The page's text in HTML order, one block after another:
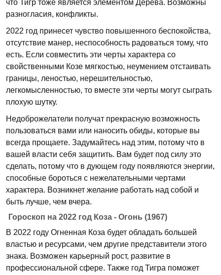
что Тигр тоже является элементом Дерева. Возможны
разногласия, конфликты.
2022 год принесет чувство повышенного беспокойства,
отсутствие манер, неспособность радоваться тому, что
есть. Если совместить эти черты характера со
свойственными Козе мягкостью, неумением отстаивать
границы, леностью, нерешительностью,
легкомысленностью, то вместе эти черты могут сыграть
плохую шутку.
Недоброжелатели получат прекрасную возможность
пользоваться вами или наносить обиды, которые вы
всегда прощаете. Задумайтесь над этим, потому что в
вашей власти себя защитить. Вам будет под силу это
сделать, потому что в дующем году появляются энергии,
способные бороться с нежелательными чертами
характера. Возникнет желание работать над собой и
быть лучше, чем вчера.
Гороскоп на 2022 год Коза - Огонь (1967)
В 2022 году Огненная Коза будет обладать большей
властью и ресурсами, чем другие представители этого
знака. Возможен карьерный рост, развитие в
профессиональной сфере. Также год Тигра поможет